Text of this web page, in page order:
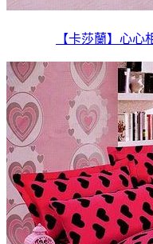
【卡莎蘭】心心